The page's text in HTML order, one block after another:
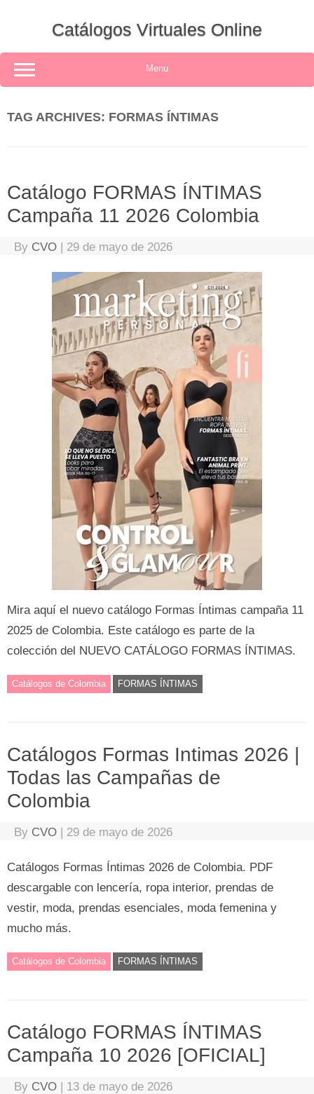
Catálogos Virtuales Online
Menu
TAG ARCHIVES: FORMAS ÍNTIMAS
Catálogo FORMAS ÍNTIMAS
Campaña 11 2026 Colombia
By CVO | 29 de mayo de 2026
Mira aquí el nuevo catálogo Formas Íntimas campaña 11
2025 de Colombia. Este catálogo es parte de la
colección del NUEVO CATÁLOGO FORMAS ÍNTIMAS.
Catálogos de Colombia FORMAS ÍNTIMAS
Catálogos Formas Intimas 2026 |
Todas las Campañas de
Colombia
By CVO | 29 de mayo de 2026
Catálogos Formas Íntimas 2026 de Colombia. PDF
descargable con lencería, ropa interior, prendas de
vestir, moda, prendas esenciales, moda femenina y
mucho más.
Catálogos de Colombia FORMAS ÍNTIMAS
Catálogo FORMAS ÍNTIMAS
Campaña 10 2026 [OFICIAL]
By CVO | 13 de mayo de 2026